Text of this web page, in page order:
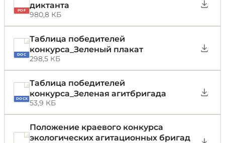
PDF
диктанта
980,8 КБ
DOC
Таблица победителей
конкурса_Зеленый плакат
298,5 КБ
DOCX
Таблица победителей
конкурса_Зеленая агитбригада
53,9 КБ
Положение краевого конкурса
экологических агитационных бригад